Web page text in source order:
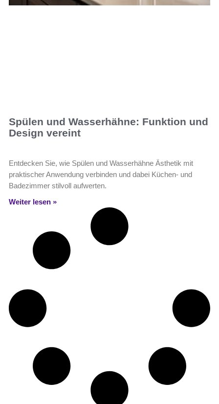
Spülen und Wasserhähne: Funktion und
Design vereint
Entdecken Sie, wie Spülen und Wasserhähne Ästhetik mit
praktischer Anwendung verbinden und dabei Küchen- und
Badezimmer stilvoll aufwerten.
Weiter lesen »